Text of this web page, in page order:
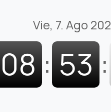
Vie, 7. Ago
08 : 53 :